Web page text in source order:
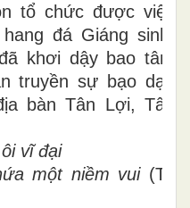
tổ chức được việc
đá Giáng sinh.
khơi dậy bao tâm
truyền sự bạo dạn
bàn Tân Lợi, Tân
vĩ đại
một niềm vui(Tv